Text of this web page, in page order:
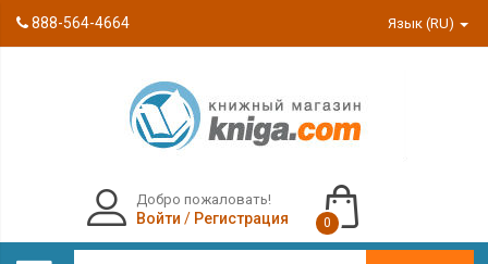
888-564-4664 Язык (RU)
Добро пожаловать!
Войти / Регистрация 0